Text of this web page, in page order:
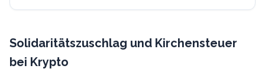
Solidaritätszuschlag und Kirchensteuer
bei Krypto